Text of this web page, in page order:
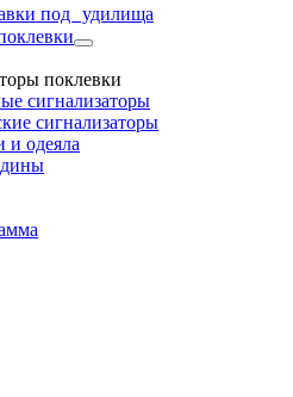
под удилища
поклевки
сигнализаторы
сигнализаторы
одеяла